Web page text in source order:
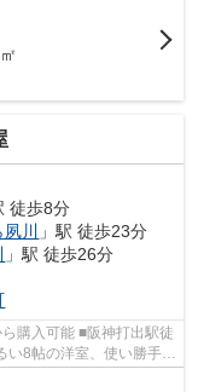
徒歩8分
川
」駅 徒歩23分
」駅 徒歩26分
購入可能 ■阪神打出駅徒
い8帖の洋室、使い勝手の